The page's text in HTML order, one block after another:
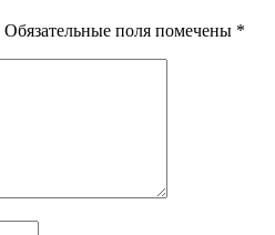
Обязательные поля помечены *